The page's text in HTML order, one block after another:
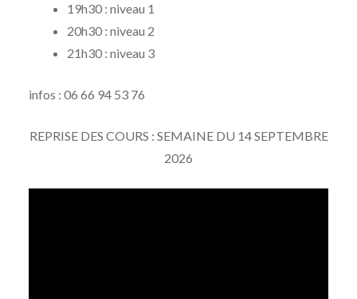
19h30 : niveau 1
20h30 : niveau 2
21h30 : niveau 3
infos : 06 66 94 53 76
REPRISE DES COURS : SEMAINE DU 14 SEPTEMBRE
2026